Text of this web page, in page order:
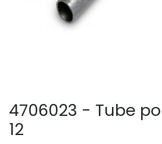
4706023 - Tube
12